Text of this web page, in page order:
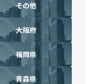
その他
大阪府
福岡県
青森県